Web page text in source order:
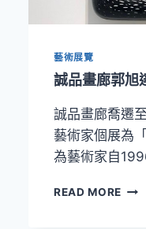
藝術展覽
誠品畫廊郭旭
誠品畫廊喬遷
藝術家個展為
為藝術家自
READ MORE